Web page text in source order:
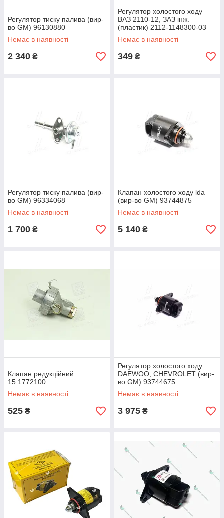
Регулятор тиску палива (вир-
во GM) 96130880
Немає в наявності
2 340 ₴
Регулятор холостого ходу
ВАЗ 2110-12, ЗАЗ інж.
(пластик) 2112-1148300-03
Немає в наявності
349 ₴
Регулятор тиску палива (вир-
во GM) 96334068
Немає в наявності
1 700 ₴
Клапан холостого ходу lda
(вир-во GM) 93744875
Немає в наявності
5 140 ₴
Клапан редукційний
15.1772100
Немає в наявності
525 ₴
Регулятор холостого ходу
DAEWOO, CHEVROLET (вир-
во GM) 93744675
Немає в наявності
3 975 ₴